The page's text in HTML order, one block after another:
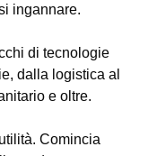
ingannare.
di tecnologie
dalla logistica al
e oltre.
Comincia